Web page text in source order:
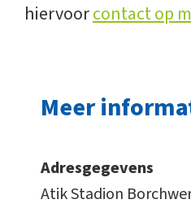
hiervoorcontact op
Meer
Adresgegevens
Atik Stadion